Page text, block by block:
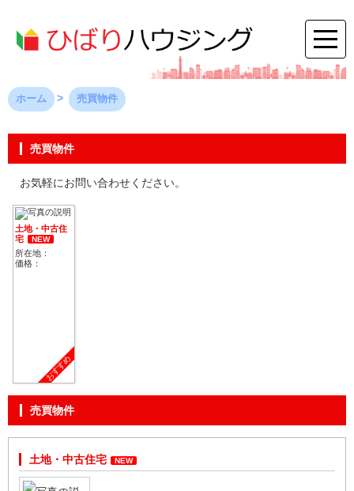
ホーム 売買物件
売買物件
お気軽にお問い合わせください。
土地・中古住
宅
NEW
所在地：
価格：
おすすめ
売買物件
土地・中古住宅 NEW